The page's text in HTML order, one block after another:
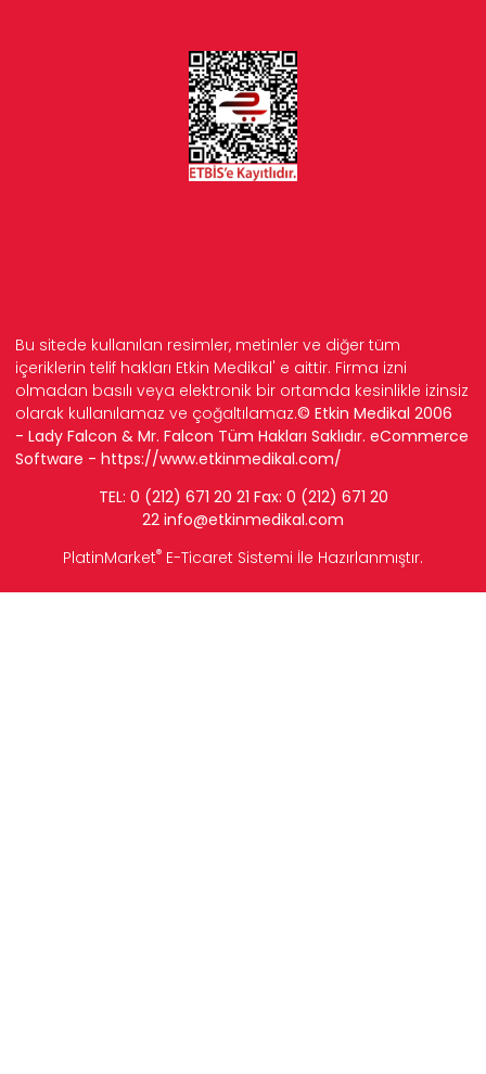
Bu sitede kullanılan resimler, metinler ve diğer tüm
içeriklerin telif hakları Etkin Medikal' e aittir. Firma izni
olmadan basılı veya elektronik bir ortamda kesinlikle izinsiz
olarak kullanılamaz ve çoğaltılamaz.© Etkin Medikal 2006
- Lady Falcon & Mr. Falcon Tüm Hakları Saklıdır. eCommerce
Software - https://www.etkinmedikal.com/
TEL: 0 (212) 671 20 21 Fax: 0 (212) 671 20
22 info@etkinmedikal.com
PlatinMarket® E-Ticaret Sistemi İle Hazırlanmıştır.